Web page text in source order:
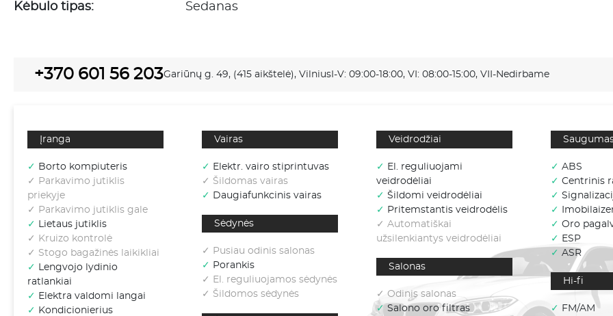
Kėbulo tipas: Sedanas
+370 601 56 203Gariūnų g. 49, (415 aikštelė), VilniusI-V: 09:00-18:00, VI: 08:00-15:00, VII-Nedirbame
Įranga
✓ Borto kompiuteris
✓ Parkavimo jutiklis
priekyje
✓ Parkavimo jutiklis gale
✓ Lietaus jutiklis
✓ Kruizo kontrolė
✓ Stogo bagažinės laikikliai
✓ Lengvojo lydinio
ratlankiai
✓ Elektra valdomi langai
✓ Kondicionierius
Vairas
✓ Elektr. vairo stiprintuvas
✓ Šildomas vairas
✓ Daugiafunkcinis vairas
Sėdynės
✓ Pusiau odinis salonas
✓ Porankis
✓ El. reguliuojamos sėdynės
✓ Šildomos sėdynės
Veidrodžiai
✓ El. reguliuojami
veidrodėliai
✓ Šildomi veidrodėliai
✓ Pritemstantis veidrodėlis
✓ Automatiškai
užsilenkiantys veidrodėliai
Salonas
✓ Odinis salonas
✓ Salono oro filtras
✓ ABS
✓ Centrinis
✓
✓
✓ Oro
✓ ESP
✓ ASR
Hi-fi
✓ FM/AM